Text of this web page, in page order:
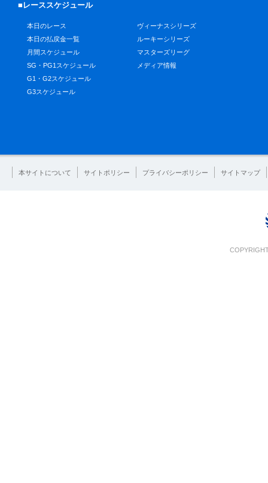
■レーススケジュール
本日のレース
本日の払戻金一覧
月間スケジュール
SG・PG1スケジュール
G1・G2スケジュール
G3スケジュール
ヴィーナスシリーズ
ルーキーシリーズ
マスターズリーグ
メディア情報
本サイトについて サイトポリシー プライバシーポリシー サイトマップ